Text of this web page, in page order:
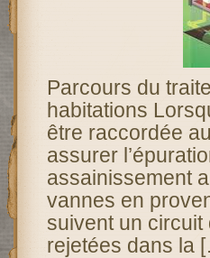
Parcours du
habitations
être raccordée
assurer
assainissement
vannes en
suivent un circuit
rejetées dans la